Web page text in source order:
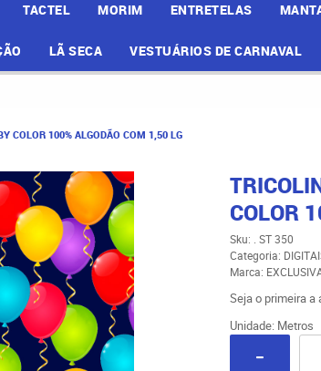
TACTEL MORIM ENTRETELAS
LÃ SECA VESTUÁRIOS DE CARNAVAL
COLOR 100% ALGODÃO COM 1,50 LG
COLOR
Sku:
. ST 350
Categoria:
Marca:
Seja o primeira a
Unidade: Metros